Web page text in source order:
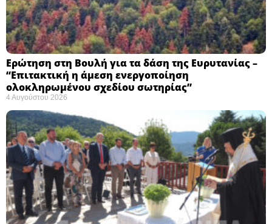
Ερώτηση στη Βουλή για τα δάση της Ευρυτανίας –
“Eπιτακτική η άμεση ενεργοποίηση
ολοκληρωμένου σχεδίου σωτηρίας”
4 Αυγούστου 2026